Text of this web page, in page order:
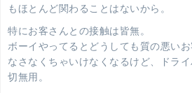
もほとんど関わることはないから。
特にお客さんとの接触は皆無。
ボーイやってるとどうしても質の悪い
なさなくちゃいけなくなるけど、ドラ
切無用。